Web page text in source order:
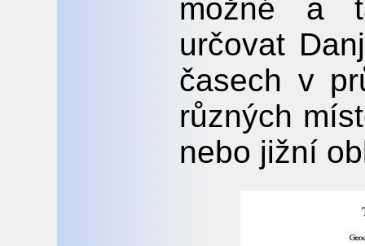
možné a
určovat
časech v
různých
nebo jižní